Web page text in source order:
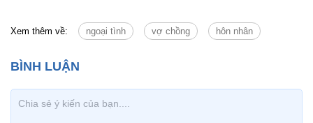
Xem thêm về: ngoại tình vợ chồng hôn nhân